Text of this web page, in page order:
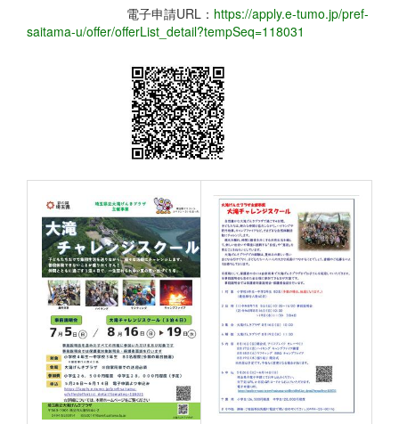
電子申請URL： https://apply.e-tumo.jp/pref-
saitama-u/offer/offerList_detail?tempSeq=118031